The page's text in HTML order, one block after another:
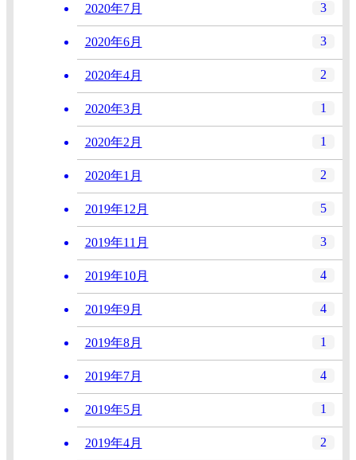
2020年7月 3
2020年6月 3
2020年4月 2
2020年3月 1
2020年2月 1
2020年1月 2
2019年12月 5
2019年11月 3
2019年10月 4
2019年9月 4
2019年8月 1
2019年7月 4
2019年5月 1
2019年4月 2